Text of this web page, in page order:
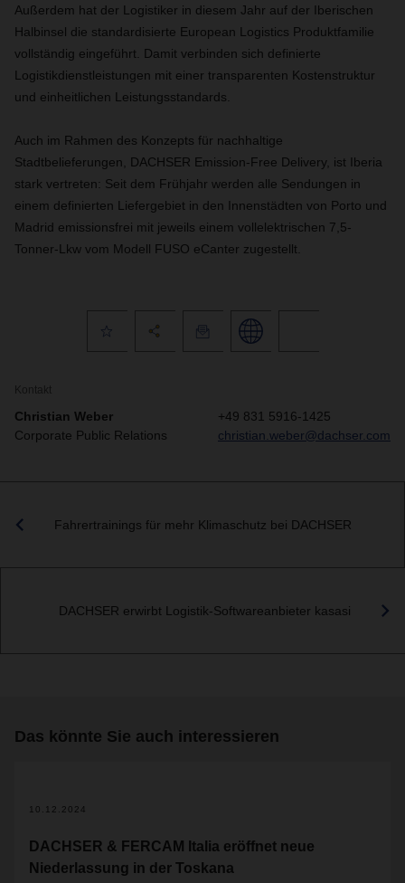
Außerdem hat der Logistiker in diesem Jahr auf der Iberischen
Halbinsel die standardisierte European Logistics Produktfamilie
vollständig eingeführt. Damit verbinden sich definierte
Logistikdienstleistungen mit einer transparenten Kostenstruktur
und einheitlichen Leistungsstandards.
Auch im Rahmen des Konzepts für nachhaltige
Stadtbelieferungen, DACHSER Emission-Free Delivery, ist Iberia
stark vertreten: Seit dem Frühjahr werden alle Sendungen in
einem definierten Liefergebiet in den Innenstädten von Porto und
Madrid emissionsfrei mit jeweils einem vollelektrischen 7,5-
Tonner-Lkw vom Modell FUSO eCanter zugestellt.
Kontakt
Christian Weber
Corporate Public Relations
+49 831 5916-1425
christian.weber@dachser.com
Fahrertrainings für mehr Klimaschutz bei DACHSER
DACHSER erwirbt Logistik-Softwareanbieter kasasi
Das könnte Sie auch interessieren
10.12.2024
DACHSER & FERCAM Italia eröffnet neue
Niederlassung in der Toskana